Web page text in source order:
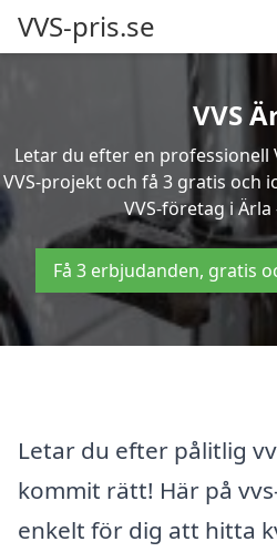
VVS-pris.se
VVS
Letar du efter en professionell
VVS-projekt och få 3 gratis och
VVS-företag i Ärla
Få 3 erbjudanden, gratis
Letar du efter pålitlig
kommit rätt! Här på
enkelt för dig att hitta